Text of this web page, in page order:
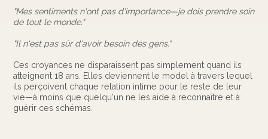
"Mes sentiments n'ont pas d'importance—je dois prendre soin
de tout le monde."
"Il n'est pas sûr d'avoir besoin des gens."
Ces croyances ne disparaissent pas simplement quand ils
atteignent 18 ans. Elles deviennent le model à travers lequel
ils perçoivent chaque relation intime pour le reste de leur
vie—à moins que quelqu'un ne les aide à reconnaître et à
guérir ces schémas.